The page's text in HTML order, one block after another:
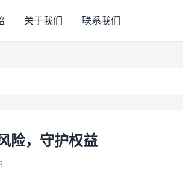
关于我们 联系我们
险，守护权益